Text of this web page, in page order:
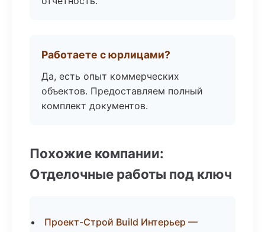
Работаете с юрлицами?
Да, есть опыт коммерческих
объектов. Предоставляем полный
комплект документов.
Похожие компании:
Отделочные работы под ключ
Проект-Строй Build Интерьер —